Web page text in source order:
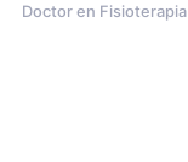
Doctor en Fisioterapia